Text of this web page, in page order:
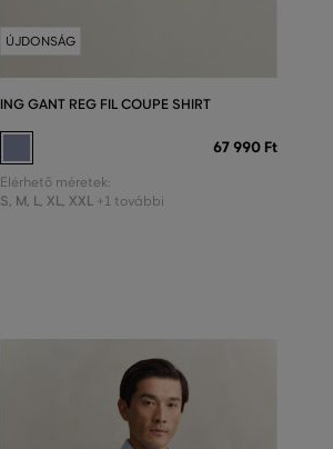
ÚJDONSÁG
ING GANT REG FIL COUPE SHIRT
67 990 Ft
Elérhető méretek:
S, M, L, XL, XXL +1 további